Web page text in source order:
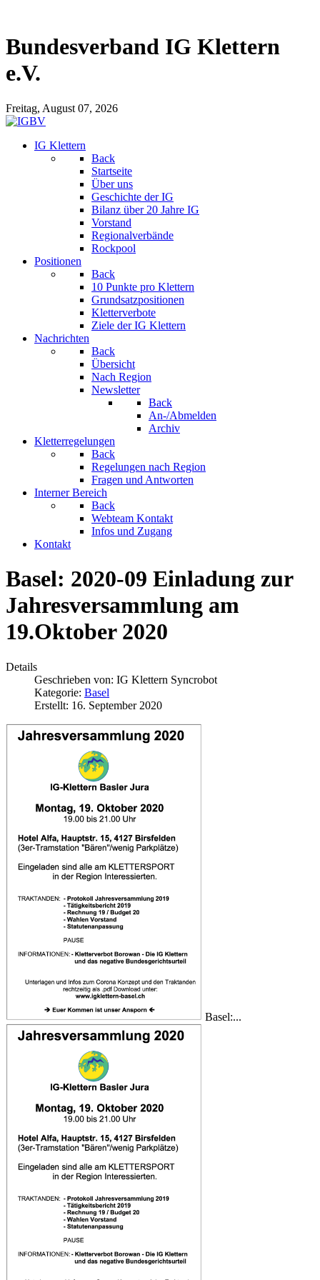
Bundesverband IG Klettern
e.V.
Freitag, August 07, 2026
IG Klettern
Back
Startseite
Über uns
Geschichte der IG
Bilanz über 20 Jahre IG
Vorstand
Regionalverbände
Rockpool
Positionen
Back
10 Punkte pro Klettern
Grundsatzpositionen
Kletterverbote
Ziele der IG Klettern
Nachrichten
Back
Übersicht
Nach Region
Newsletter
Back
An-/Abmelden
Archiv
Kletterregelungen
Back
Regelungen nach Region
Fragen und Antworten
Interner Bereich
Back
Webteam Kontakt
Infos und Zugang
Kontakt
Basel: 2020-09 Einladung zur
Jahresversammlung am
19.Oktober 2020
Details
Geschrieben von: IG Klettern Syncrobot
Kategorie: Basel
Erstellt: 16. September 2020
Basel:...